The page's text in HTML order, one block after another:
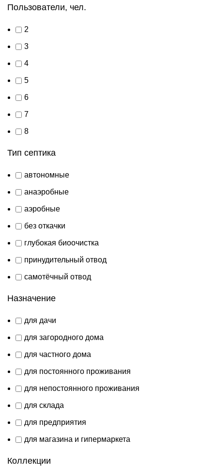
Пользователи, чел.
2
3
4
5
6
7
8
Тип септика
автономные
анаэробные
аэробные
без откачки
глубокая биоочистка
принудительный отвод
самотёчный отвод
Назначение
для дачи
для загородного дома
для частного дома
для постоянного проживания
для непостоянного проживания
для склада
для предприятия
для магазина и гипермаркета
Коллекции